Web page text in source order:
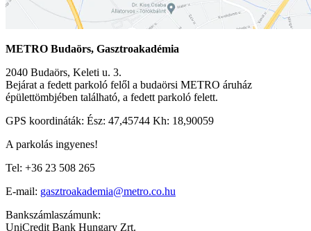
METRO Budaörs, Gasztroakadémia
2040 Budaörs, Keleti u. 3.
Bejárat a fedett parkoló felől a budaörsi METRO áruház
épülettömbjében található, a fedett parkoló felett.
GPS koordináták: Ész: 47,45744 Kh: 18,90059
A parkolás ingyenes!
Tel: +36 23 508 265
E-mail: gasztroakademia@metro.co.hu
Bankszámlaszámunk:
UniCredit Bank Hungary Zrt.